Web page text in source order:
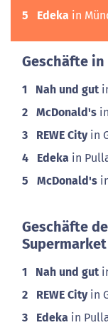
5 Edeka in
Geschäfte in
1 Nah und gut
2 McDonald's
3 REWE Cityin
4 Edeka in
5 McDonald's
Geschäfte
1 Nah und gut
2 REWE Cityin
3 Edeka in